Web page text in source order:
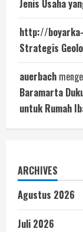
Jenis Usaha
http://
Strategis
auerbach
Baramarta
untuk Rumah
ARCHIVES
Agustus 2026
Juli 2026